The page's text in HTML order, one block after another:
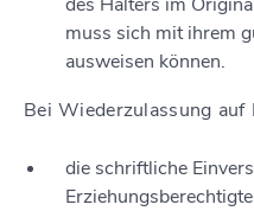
muss sich mit ihrem
ausweisen können.
Bei Wiederzulassung auf
die schriftliche